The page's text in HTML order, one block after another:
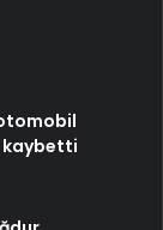
kaybetti